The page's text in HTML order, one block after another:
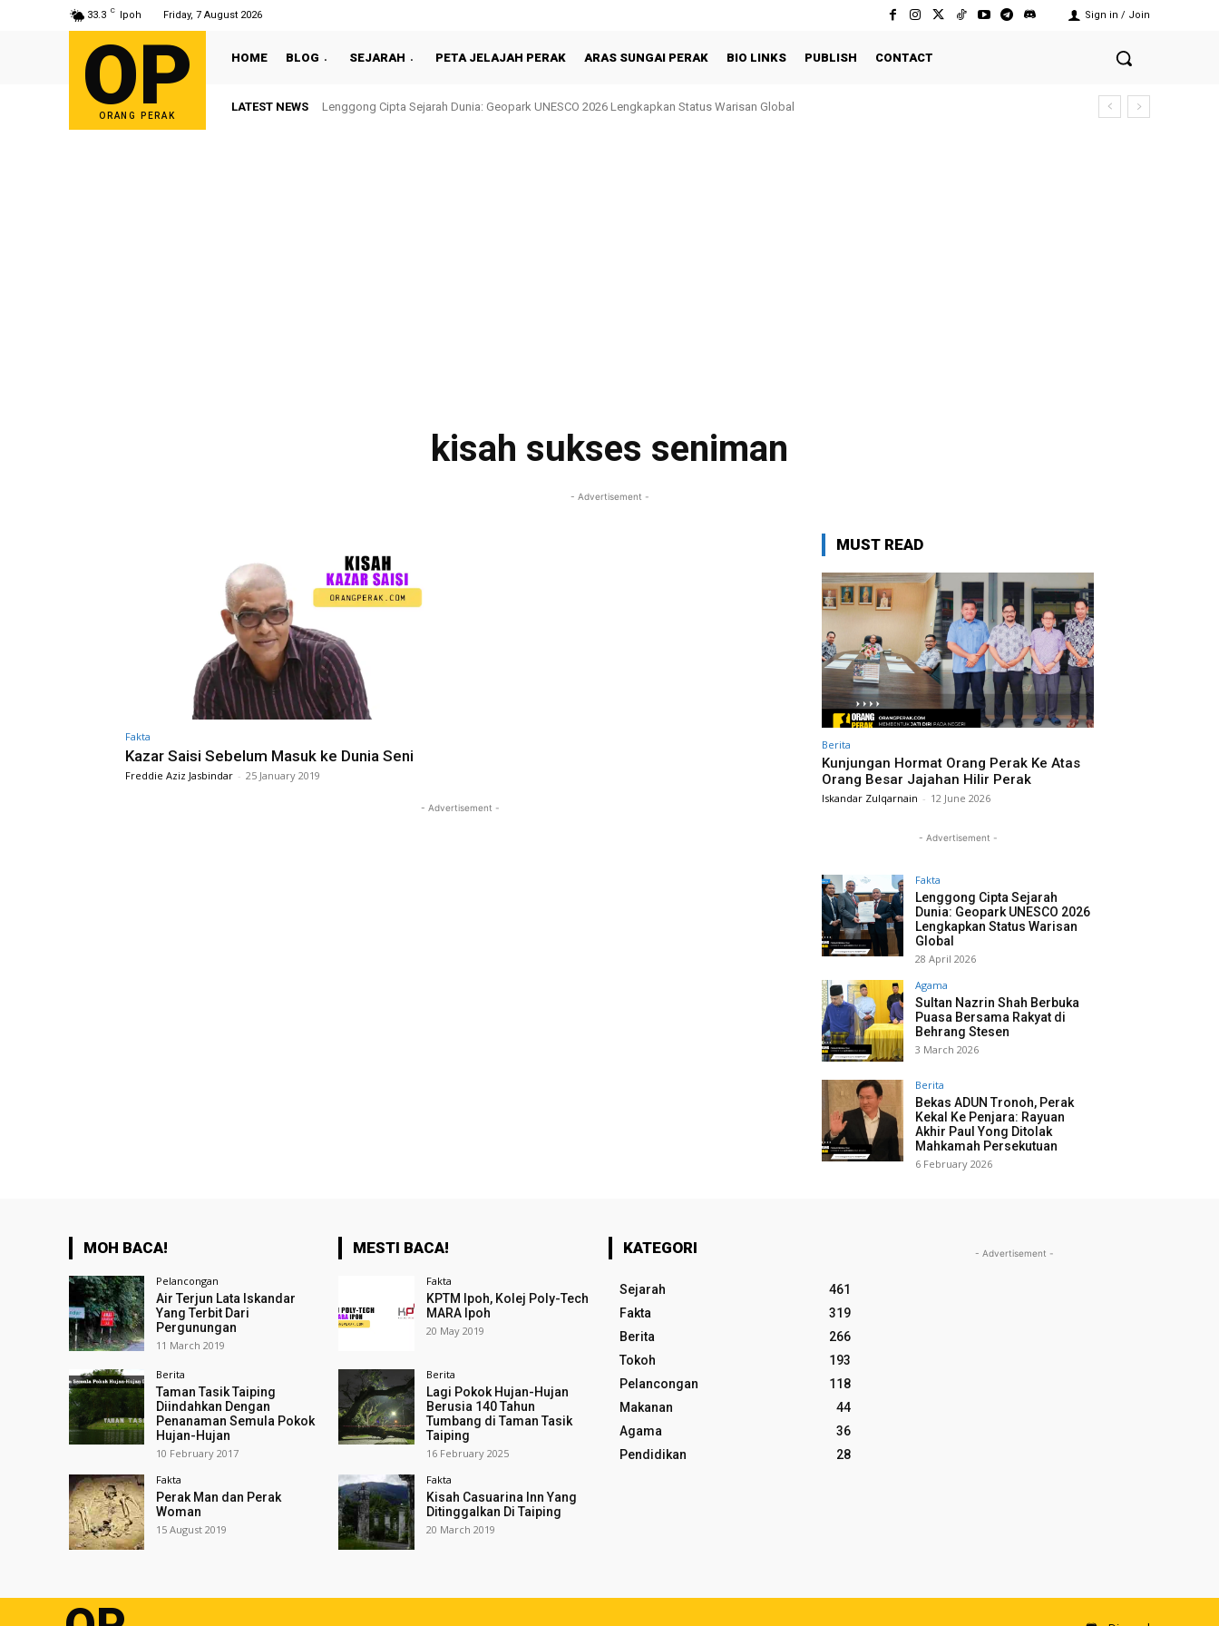
33.3 C Ipoh Friday, 7 August 2026 Sign in / Join
OP
ORANG PERAK
HOME BLOG SEJARAH PETA JELAJAH PERAK ARAS SUNGAI PERAK BIO LINKS PUBLISH CONTACT
LATEST NEWS Lenggong Cipta Sejarah Dunia: Geopark UNESCO 2026 Lengkapkan Status Warisan Global
kisah sukses seniman
- Advertisement -
Fakta
Kazar Saisi Sebelum Masuk ke Dunia Seni
Freddie Aziz Jasbindar - 25 January 2019
- Advertisement -
MUST READ
Berita
Kunjungan Hormat Orang Perak Ke Atas
Orang Besar Jajahan Hilir Perak
Iskandar Zulqarnain - 12 June 2026
- Advertisement -
Fakta
Lenggong Cipta Sejarah
Dunia: Geopark UNESCO 2026
Lengkapkan Status Warisan
Global
28 April 2026
Agama
Sultan Nazrin Shah Berbuka
Puasa Bersama Rakyat di
Behrang Stesen
3 March 2026
Berita
Bekas ADUN Tronoh, Perak
Kekal Ke Penjara: Rayuan
Akhir Paul Yong Ditolak
Mahkamah Persekutuan
6 February 2026
MOH BACA!
Pelancongan
Air Terjun Lata Iskandar
Yang Terbit Dari
Pergunungan
11 March 2019
Berita
Taman Tasik Taiping
Diindahkan Dengan
Penanaman Semula Pokok
Hujan-Hujan
10 February 2017
Fakta
Perak Man dan Perak
Woman
15 August 2019
MESTI BACA!
Fakta
KPTM Ipoh, Kolej Poly-Tech
MARA Ipoh
20 May 2019
Berita
Lagi Pokok Hujan-Hujan
Berusia 140 Tahun
Tumbang di Taman Tasik
Taiping
16 February 2025
Fakta
Kisah Casuarina Inn Yang
Ditinggalkan Di Taiping
20 March 2019
KATEGORI
Sejarah
461
Fakta
319
Berita
266
Tokoh
193
Pelancongan
118
Makanan
44
Agama
36
Pendidikan
28
- Advertisement -